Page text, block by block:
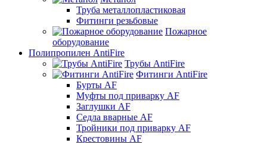
Труба металлопластиковая
Фитинги резьбовые
Пожарное
оборудование
Полипропилен AntiFire
Трубы AntiFire
Фитинги AntiFire
Бурты AF
Муфты под приварку AF
Заглушки AF
Седла вварные AF
Тройники под приварку AF
Крестовины AF